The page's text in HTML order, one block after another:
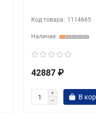
1114665
42887 ₽
В